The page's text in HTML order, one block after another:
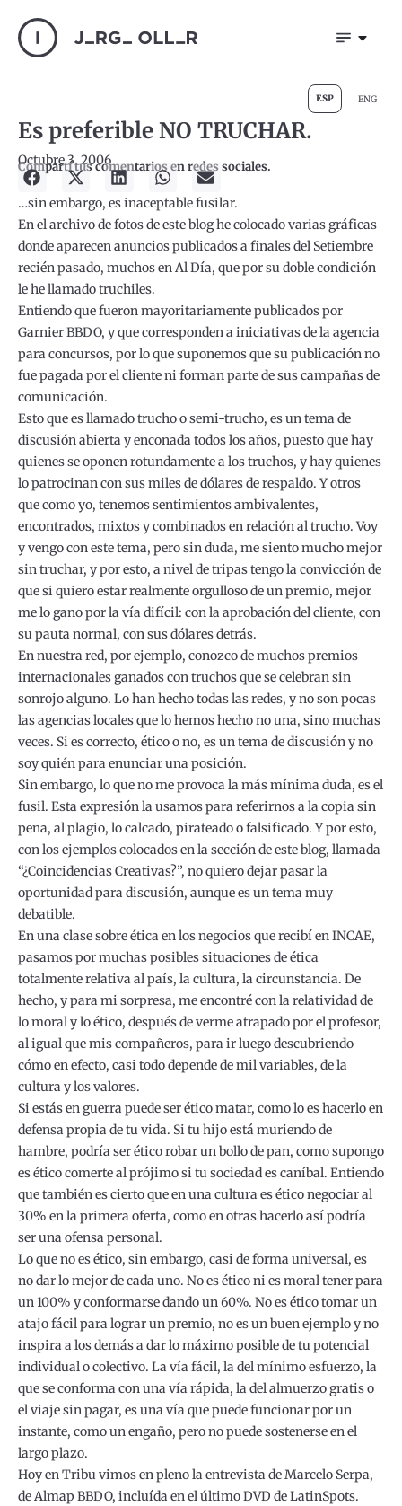
ESP ENG
Es preferible NO TRUCHAR.
Octubre 3, 2006
Compartí tus comentarios en redes sociales.
…sin embargo, es inaceptable fusilar.
En el archivo de fotos de este blog he colocado varias gráficas
donde aparecen anuncios publicados a finales del Setiembre
recién pasado, muchos en Al Día, que por su doble condición
le he llamado truchiles.
Entiendo que fueron mayoritariamente publicados por
Garnier BBDO, y que corresponden a iniciativas de la agencia
para concursos, por lo que suponemos que su publicación no
fue pagada por el cliente ni forman parte de sus campañas de
comunicación.
Esto que es llamado trucho o semi-trucho, es un tema de
discusión abierta y enconada todos los años, puesto que hay
quienes se oponen rotundamente a los truchos, y hay quienes
lo patrocinan con sus miles de dólares de respaldo. Y otros
que como yo, tenemos sentimientos ambivalentes,
encontrados, mixtos y combinados en relación al trucho. Voy
y vengo con este tema, pero sin duda, me siento mucho mejor
sin truchar, y por esto, a nivel de tripas tengo la convicción de
que si quiero estar realmente orgulloso de un premio, mejor
me lo gano por la vía difícil: con la aprobación del cliente, con
su pauta normal, con sus dólares detrás.
En nuestra red, por ejemplo, conozco de muchos premios
internacionales ganados con truchos que se celebran sin
sonrojo alguno. Lo han hecho todas las redes, y no son pocas
las agencias locales que lo hemos hecho no una, sino muchas
veces. Si es correcto, ético o no, es un tema de discusión y no
soy quién para enunciar una posición.
Sin embargo, lo que no me provoca la más mínima duda, es el
fusil. Esta expresión la usamos para referirnos a la copia sin
pena, al plagio, lo calcado, pirateado o falsificado. Y por esto,
con los ejemplos colocados en la sección de este blog, llamada
“¿Coincidencias Creativas?”, no quiero dejar pasar la
oportunidad para discusión, aunque es un tema muy
debatible.
En una clase sobre ética en los negocios que recibí en INCAE,
pasamos por muchas posibles situaciones de ética
totalmente relativa al país, la cultura, la circunstancia. De
hecho, y para mi sorpresa, me encontré con la relatividad de
lo moral y lo ético, después de verme atrapado por el profesor,
al igual que mis compañeros, para ir luego descubriendo
cómo en efecto, casi todo depende de mil variables, de la
cultura y los valores.
Si estás en guerra puede ser ético matar, como lo es hacerlo en
defensa propia de tu vida. Si tu hijo está muriendo de
hambre, podría ser ético robar un bollo de pan, como supongo
es ético comerte al prójimo si tu sociedad es caníbal. Entiendo
que también es cierto que en una cultura es ético negociar al
30% en la primera oferta, como en otras hacerlo así podría
ser una ofensa personal.
Lo que no es ético, sin embargo, casi de forma universal, es
no dar lo mejor de cada uno. No es ético ni es moral tener para
un 100% y conformarse dando un 60%. No es ético tomar un
atajo fácil para lograr un premio, no es un buen ejemplo y no
inspira a los demás a dar lo máximo posible de tu potencial
individual o colectivo. La vía fácil, la del mínimo esfuerzo, la
que se conforma con una vía rápida, la del almuerzo gratis o
el viaje sin pagar, es una vía que puede funcionar por un
instante, como un engaño, pero no puede sostenerse en el
largo plazo.
Hoy en Tribu vimos en pleno la entrevista de Marcelo Serpa,
de Almap BBDO, incluída en el último DVD de LatinSpots.